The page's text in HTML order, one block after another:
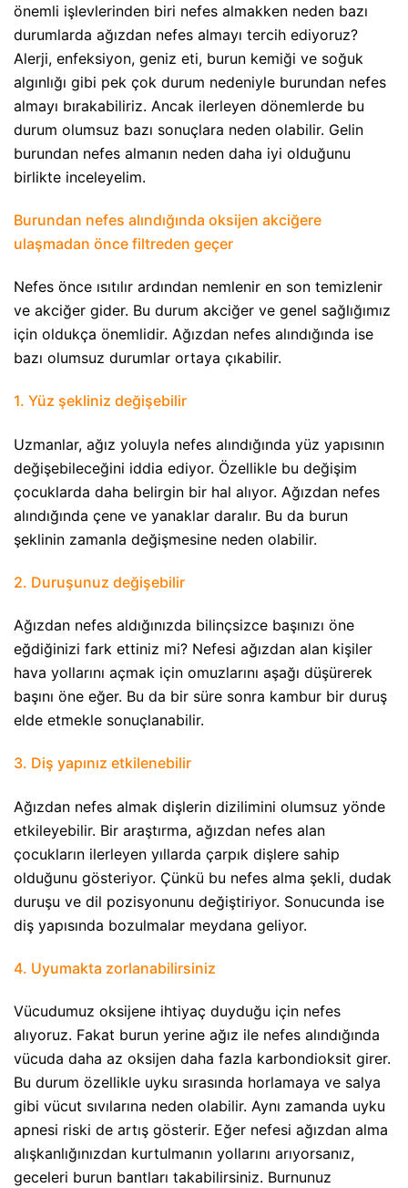
önemli işlevlerinden biri nefes almakken neden bazı
durumlarda ağızdan nefes almayı tercih ediyoruz?
Alerji, enfeksiyon, geniz eti, burun kemiği ve soğuk
algınlığı gibi pek çok durum nedeniyle burundan nefes
almayı bırakabiliriz. Ancak ilerleyen dönemlerde bu
durum olumsuz bazı sonuçlara neden olabilir. Gelin
burundan nefes almanın neden daha iyi olduğunu
birlikte inceleyelim.
Burundan nefes alındığında oksijen akciğere
ulaşmadan önce filtreden geçer
Nefes önce ısıtılır ardından nemlenir en son temizlenir
ve akciğer gider. Bu durum akciğer ve genel sağlığımız
için oldukça önemlidir. Ağızdan nefes alındığında ise
bazı olumsuz durumlar ortaya çıkabilir.
1. Yüz şekliniz değişebilir
Uzmanlar, ağız yoluyla nefes alındığında yüz yapısının
değişebileceğini iddia ediyor. Özellikle bu değişim
çocuklarda daha belirgin bir hal alıyor. Ağızdan nefes
alındığında çene ve yanaklar daralır. Bu da burun
şeklinin zamanla değişmesine neden olabilir.
2. Duruşunuz değişebilir
Ağızdan nefes aldığınızda bilinçsizce başınızı öne
eğdiğinizi fark ettiniz mi? Nefesi ağızdan alan kişiler
hava yollarını açmak için omuzlarını aşağı düşürerek
başını öne eğer. Bu da bir süre sonra kambur bir duruş
elde etmekle sonuçlanabilir.
3. Diş yapınız etkilenebilir
Ağızdan nefes almak dişlerin dizilimini olumsuz yönde
etkileyebilir. Bir araştırma, ağızdan nefes alan
çocukların ilerleyen yıllarda çarpık dişlere sahip
olduğunu gösteriyor. Çünkü bu nefes alma şekli, dudak
duruşu ve dil pozisyonunu değiştiriyor. Sonucunda ise
diş yapısında bozulmalar meydana geliyor.
4. Uyumakta zorlanabilirsiniz
Vücudumuz oksijene ihtiyaç duyduğu için nefes
alıyoruz. Fakat burun yerine ağız ile nefes alındığında
vücuda daha az oksijen daha fazla karbondioksit girer.
Bu durum özellikle uyku sırasında horlamaya ve salya
gibi vücut sıvılarına neden olabilir. Aynı zamanda uyku
apnesi riski de artış gösterir. Eğer nefesi ağızdan alma
alışkanlığınızdan kurtulmanın yollarını arıyorsanız,
geceleri burun bantları takabilirsiniz. Burnunuz